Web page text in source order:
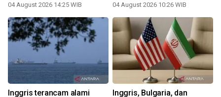
04 August 2026 14:25 WIB 04 August 2026 10:26 WIB
Inggris terancam alami
Inggris, Bulgaria, dan